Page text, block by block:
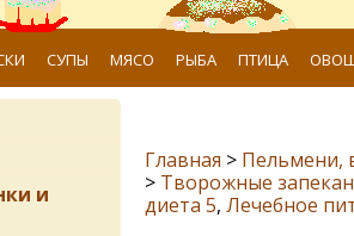
СУПЫ МЯСО РЫБА ПТИЦА
Главная > Пельмени,
> Творожные
диета 5, Лечебное
и